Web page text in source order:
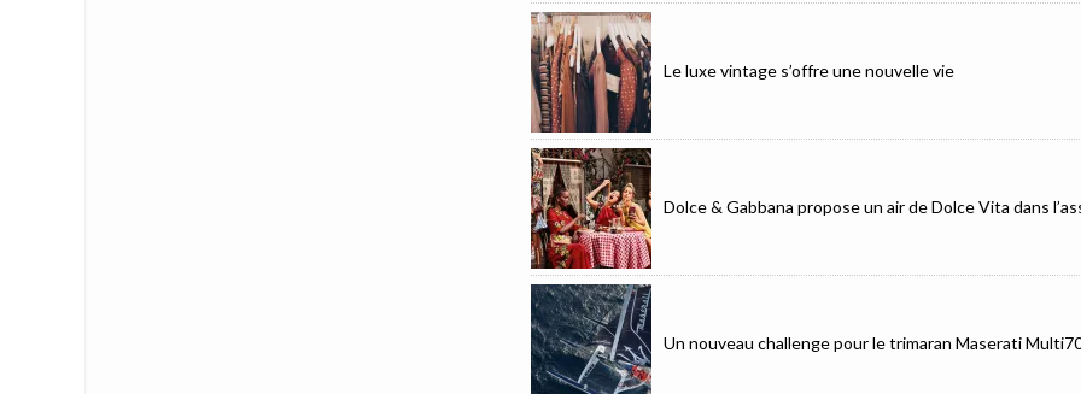
Le luxe vintage s’offre une nouvelle vie
Dolce & Gabbana propose un air de Dolce Vita dans
Un nouveau challenge pour le trimaran Maserati